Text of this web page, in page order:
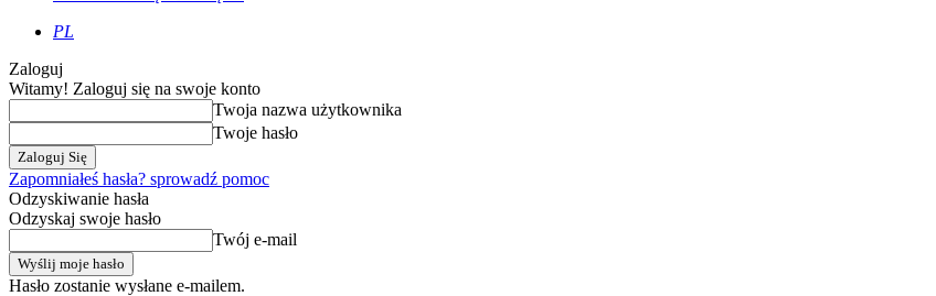
PL
Zaloguj
Witamy! Zaloguj się na swoje konto
Twoja nazwa użytkownika
Twoje hasło
Zapomniałeś hasła? sprowadź pomoc
Odzyskiwanie hasła
Odzyskaj swoje hasło
Twój e-mail
Hasło zostanie wysłane e-mailem.